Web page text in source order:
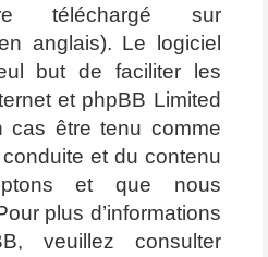
téléchargé sur
anglais). Le logiciel
but de faciliter les
et phpBB Limited
cas être tenu comme
et du contenu
et que nous
plus d’informations
veuillez consulter